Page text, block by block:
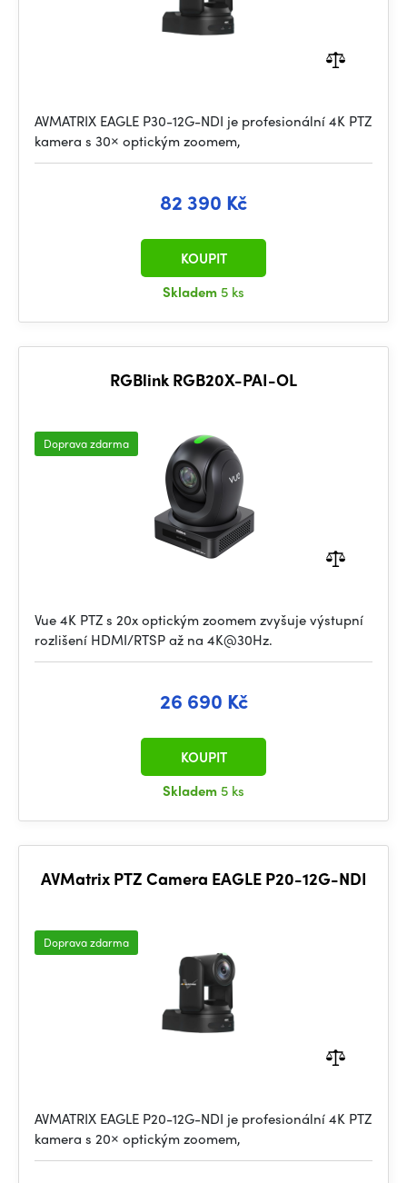
AVMATRIX EAGLE P30-12G-NDI je profesionální 4K PTZ
kamera s 30× optickým zoomem,
82 390 Kč
Skladem 5 ks
KOUPIT
RGBlink RGB20X-PAI-OL
Doprava zdarma
Vue 4K PTZ s 20x optickým zoomem zvyšuje výstupní
rozlišení HDMI/RTSP až na 4K@30Hz.
26 690 Kč
Skladem 5 ks
KOUPIT
AVMatrix PTZ Camera EAGLE P20-12G-NDI
Doprava zdarma
AVMATRIX EAGLE P20-12G-NDI je profesionální 4K PTZ
kamera s 20× optickým zoomem,